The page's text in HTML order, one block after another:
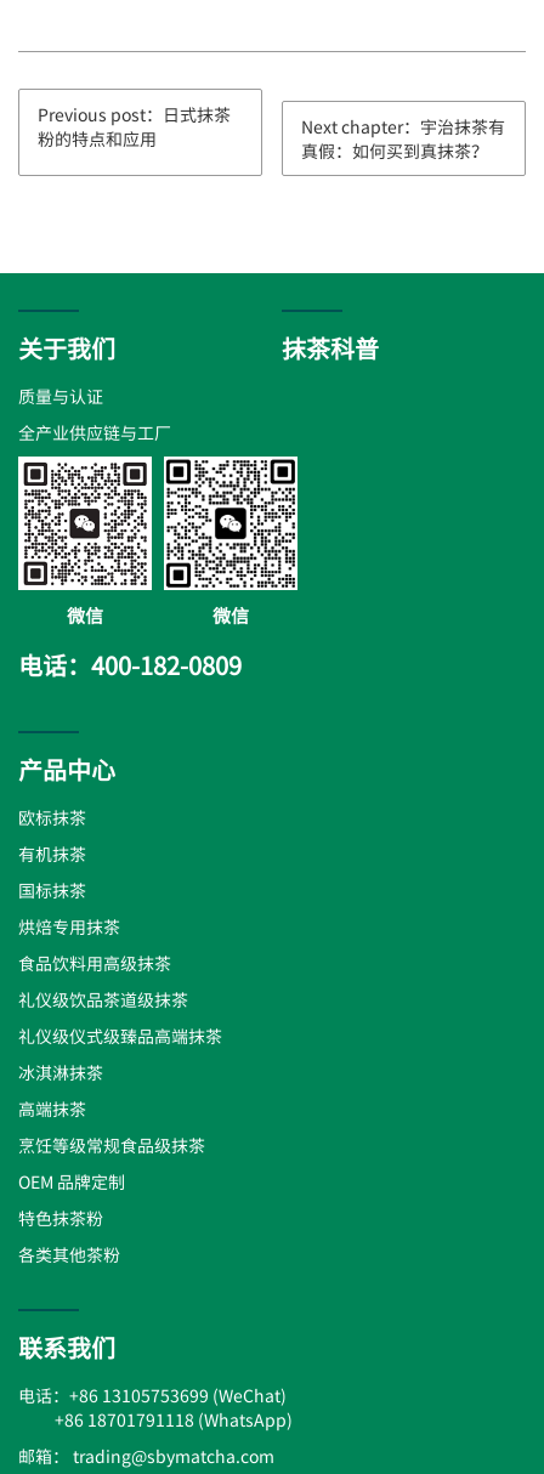
Previous post：日式抹茶
粉的特点和应用
Next chapter：宇治抹茶有
真假：如何买到真抹茶？
关于我们
质量与认证
全产业供应链与工厂
微信 微信
电话：400-182-0809
抹茶科普
产品中心
欧标抹茶
有机抹茶
国标抹茶
烘焙专用抹茶
食品饮料用高级抹茶
礼仪级饮品茶道级抹茶
礼仪级仪式级臻品高端抹茶
冰淇淋抹茶
高端抹茶
烹饪等级常规食品级抹茶
OEM 品牌定制
特色抹茶粉
各类其他茶粉
联系我们
电话：+86 13105753699 (WeChat)
+86 18701791118 (WhatsApp)
邮箱： trading@sbymatcha.com